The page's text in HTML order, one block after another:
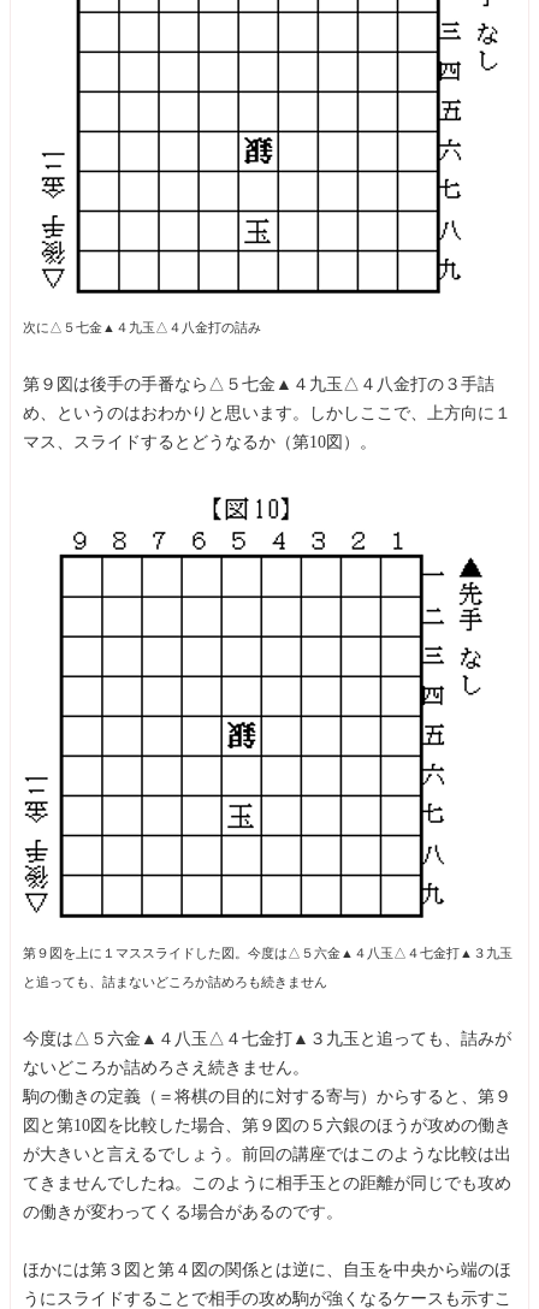
次に△５七金▲４九玉△４八金打の詰み
第９図は後手の手番なら△５七金▲４九玉△４八金打の３手詰
め、というのはおわかりと思います。しかしここで、上方向に１
マス、スライドするとどうなるか（第10図）。
第９図を上に１マススライドした図。今度は△５六金▲４八玉△４七金打▲３九玉
と追っても、詰まないどころか詰めろも続きません
今度は△５六金▲４八玉△４七金打▲３九玉と追っても、詰みが
ないどころか詰めろさえ続きません。
駒の働きの定義（＝将棋の目的に対する寄与）からすると、第９
図と第10図を比較した場合、第９図の５六銀のほうが攻めの働き
が大きいと言えるでしょう。前回の講座ではこのような比較は出
てきませんでしたね。このように相手玉との距離が同じでも攻め
の働きが変わってくる場合があるのです。
ほかには第３図と第４図の関係とは逆に、自玉を中央から端のほ
うにスライドすることで相手の攻め駒が強くなるケースも示すこ